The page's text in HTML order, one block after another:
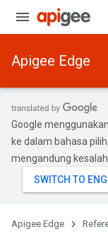
Apigee Edge
Google
ke dalam bahasa
mengandung
Apigee Edge